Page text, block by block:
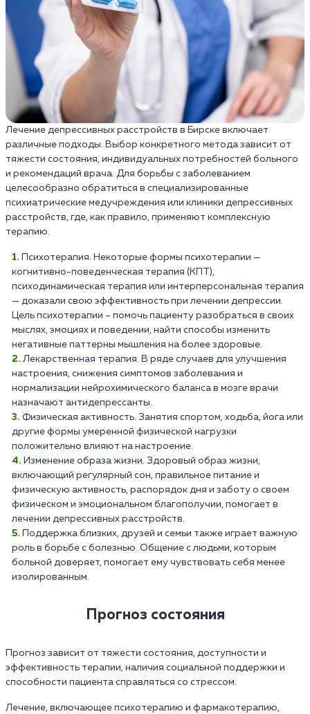
Лечение депрессивных расстройств в Бирске включает
различные подходы. Выбор конкретного метода зависит от
тяжести состояния, индивидуальных потребностей больного
и рекомендаций врача. Для борьбы с заболеванием
целесообразно обратиться в специализированные
психиатрические медучреждения или клиники депрессивных
расстройств, где, как правило, применяют комплексную
терапию.
Психотерапия. Некоторые формы психотерапии —
когнитивно-поведенческая терапия (КПТ),
психодинамическая терапия или интерперсональная терапия
— доказали свою эффективность при лечении депрессии.
Цель психотерапии – помочь пациенту разобраться в своих
мыслях, эмоциях и поведении, найти способы изменить
негативные паттерны мышления на более здоровые.
Лекарственная терапия. В ряде случаев для улучшения
настроения, снижения симптомов заболевания и
нормализации нейрохимического баланса в мозге врачи
назначают антидепрессанты.
Физическая активность. Занятия спортом, ходьба, йога или
другие формы умеренной физической нагрузки
положительно влияют на настроение.
Изменение образа жизни. Здоровый образ жизни,
включающий регулярный сон, правильное питание и
физическую активность, распорядок дня и заботу о своем
физическом и эмоциональном благополучии, помогает в
лечении депрессивных расстройств.
Поддержка близких, друзей и семьи также играет важную
роль в борьбе с болезнью. Общение с людьми, которым
больной доверяет, помогает ему чувствовать себя менее
изолированным.
Прогноз состояния
Прогноз зависит от тяжести состояния, доступности и
эффективность терапии, наличия социальной поддержки и
способности пациента справляться со стрессом.
Лечение, включающее психотерапию и фармакотерапию,